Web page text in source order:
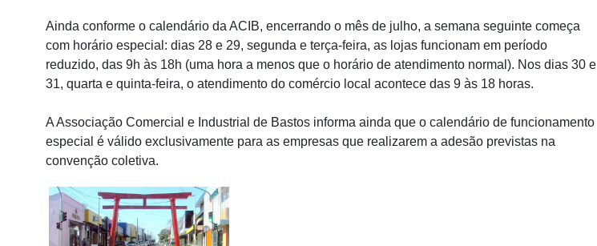
Ainda conforme o calendário da ACIB, encerrando o mês de julho, a semana seguinte começa
com horário especial: dias 28 e 29, segunda e terça-feira, as lojas funcionam em período
reduzido, das 9h às 18h (uma hora a menos que o horário de atendimento normal). Nos dias 30 e
31, quarta e quinta-feira, o atendimento do comércio local acontece das 9 às 18 horas.
A Associação Comercial e Industrial de Bastos informa ainda que o calendário de funcionamento
especial é válido exclusivamente para as empresas que realizarem a adesão previstas na
convenção coletiva.